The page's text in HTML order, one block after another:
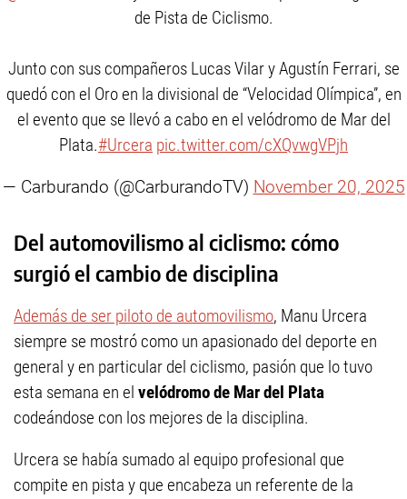
de Pista de Ciclismo.
Junto con sus compañeros Lucas Vilar y Agustín Ferrari, se
quedó con el Oro en la divisional de “Velocidad Olímpica”, en
el evento que se llevó a cabo en el velódromo de Mar del
Plata.#Urcera pic.twitter.com/cXQvwgVPjh
— Carburando (@CarburandoTV) November 20, 2025
Del automovilismo al ciclismo: cómo
surgió el cambio de disciplina
Además de ser piloto de automovilismo, Manu Urcera
siempre se mostró como un apasionado del deporte en
general y en particular del ciclismo, pasión que lo tuvo
esta semana en el velódromo de Mar del Plata
codeándose con los mejores de la disciplina.
Urcera se había sumado al equipo profesional que
compite en pista y que encabeza un referente de la